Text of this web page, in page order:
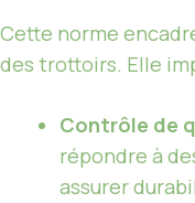
Cette norme
des trottoirs. Elle
Contrôle de
répondre à
assurer